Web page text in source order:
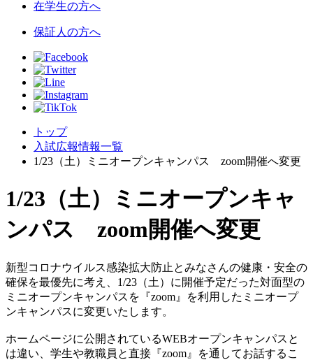
在学生の方へ
保証人の方へ
トップ
入試広報情報一覧
1/23（土）ミニオープンキャンパス zoom開催へ変更
1/23（土）ミニオープンキャ
ンパス zoom開催へ変更
新型コロナウイルス感染拡大防止とみなさんの健康・安全の
確保を最優先に考え、1/23（土）に開催予定だった対面型の
ミニオープンキャンパスを『zoom』を利用したミニオープ
ンキャンパスに変更いたします。
ホームページに公開されているWEBオープンキャンパスと
は違い、学生や教職員と直接『zoom』を通してお話するこ